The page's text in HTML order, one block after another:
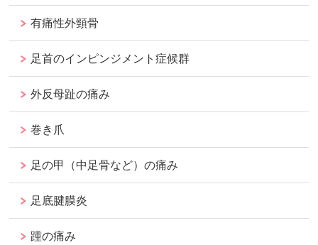
有痛性外頸骨
足首のインピンジメント症候群
外反母趾の痛み
巻き爪
足の甲（中足骨など）の痛み
足底腱膜炎
踵の痛み